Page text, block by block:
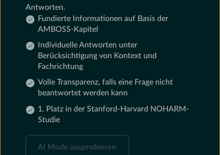
Antworten.
Fundierte Informationen auf Basis der
AMBOSS-Kapitel⁠
Individuelle Antworten unter
Berücksichtigung von Kontext und
Fachrichtung
Volle Transparenz, falls eine Frage nicht
beantwortet werden kann⁠
1. Platz in der Stanford-Harvard NOHARM-
Studie⁠
Mode
AI Mode ausprobieren